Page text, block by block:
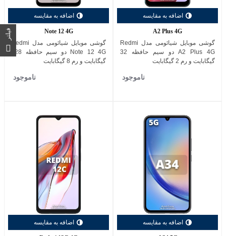
اضافه به مقایسه
A2 Plus 4G
گوشی موبایل شیائومی مدل Redmi
A2 Plus 4G دو سیم حافظه 32
گیگابایت و رم 2 گیگابایت
ناموجود
اضافه به مقایسه
Note 12 4G
گوشی موبایل شیائومی مدل Redmi
Note 12 4G دو سیم حافظه 128
گیگابایت و رم 8 گیگابایت
ناموجود
اضافه به مقایسه اضافه به مقایسه
فیلتر